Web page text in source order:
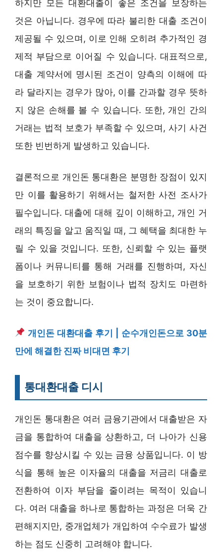
하지만 모든 대환대출이 좋은 조건을 보장하는
것은 아닙니다. 경우에 따라 불리한 대출 조건이
제공될 수 있으며, 이로 인해 오히려 추가적인 경
제적 부담으로 이어질 수 있습니다. 대표적으로,
대출 계약서에 명시된 조건이 양측의 이해에 따
라 달라지는 경우가 많아, 이를 간과할 경우 뜻하
지 않은 손해를 볼 수 있습니다. 또한, 개인 간의
거래는 법적 보호가 부족할 수 있으며, 사기 사건
또한 빈번하게 발생하고 있습니다.
결론적으로 개인돈 통대환은 분명한 장점이 있지
만 이를 활용하기 위해서는 철저한 사전 조사가
필수입니다. 대출에 대해 깊이 이해하고, 개인 거
래의 특징을 알고 움직일 때, 그 혜택을 최대한 누
릴 수 있을 것입니다. 또한, 신뢰할 수 있는 플랫
폼이나 커뮤니티를 통해 거래를 진행하며, 자신
을 보호하기 위한 보험이나 법적 장치도 마련하
는 것이 중요합니다.
개인돈 대환대출 후기 | 순수개인돈으로 30분
만에 해결한 진짜 비대면 후기
통대환대출 디시
개인돈 통대환은 여러 금융기관에서 대출받은 자
금을 통합하여 대출을 상환하고, 더 나아가 신용
점수를 향상시킬 수 있는 금융 상품입니다. 이 방
식을 통해 높은 이자율의 대출을 저금리 대출로
전환하여 이자 부담을 줄이려는 목적이 있습니
다. 여러 대출을 하나로 통합하는 과정은 더욱 간
편해지지만, 중개업체가 개입하여 수수료가 발생
하는 점도 신중히 고려해야 합니다.